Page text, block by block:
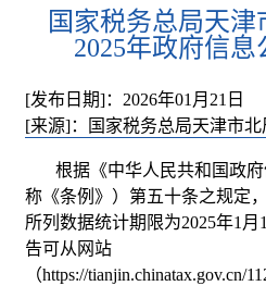
国家税务总局天
2025年政府信
[发布日期]：2026年01月21日
[来源]：国家税务总局天津市北
根据《中华人民共和国政府
称《条例》）第五十条之规定
所列数据统计期限为2025年1月
告可从网站
（https://tianjin.chinatax.gov.cn/